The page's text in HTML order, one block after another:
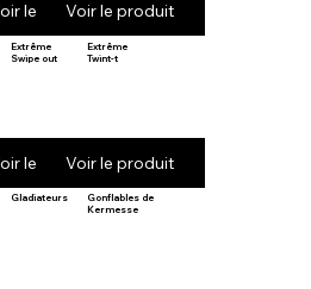
le produitVoir le produit
Extrême
Swipe out
le produit
Extrême
Twint-t
Voir le produit
Gladiateurs
Gonflables de
Kermesse